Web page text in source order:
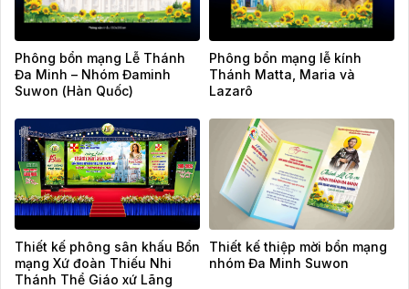
Phông bổn mạng Lễ Thánh
Đa Minh – Nhóm Đaminh
Suwon (Hàn Quốc)
Phông bổn mạng lễ kính
Thánh Matta, Maria và
Lazarô
Thiết kế phông sân khấu Bổn
mạng Xứ đoàn Thiếu Nhi
Thánh Thể Giáo xứ Lãng
Thiết kế thiệp mời bổn mạng
nhóm Đa Minh Suwon